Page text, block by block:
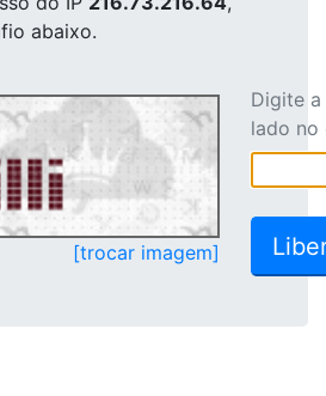
abaixo.
[trocar imagem]
Digite
lado no